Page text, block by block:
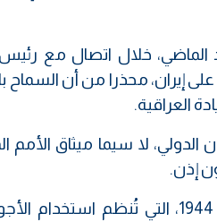
الماضي، خلال اتصال مع رئيس
محذرا من أن السماح
العراقية.
إذن.
وتُعتبر هذه الخروقات انتهاكا لاتفاقية شيكاغو